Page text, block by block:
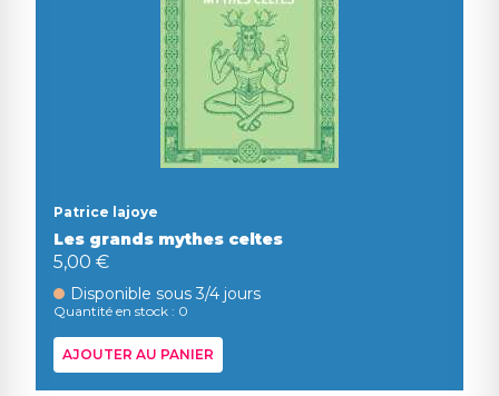
Patrice lajoye
Les grands mythes celtes
5,00 €
Disponible sous 3/4 jours
Quantité en stock : 0
AJOUTER AU PANIER